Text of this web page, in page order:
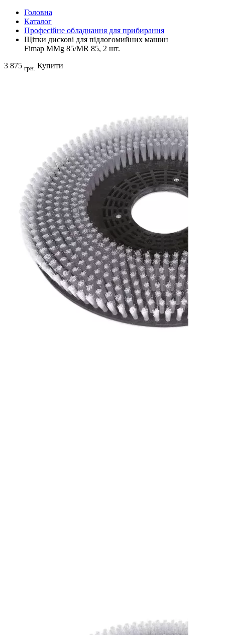
Головна
Каталог
Професійне обладнання для прибирання
Щітки дискові для підлогомийних машин
Fimap MMg 85/MR 85, 2 шт.
3 875 грн. Купити